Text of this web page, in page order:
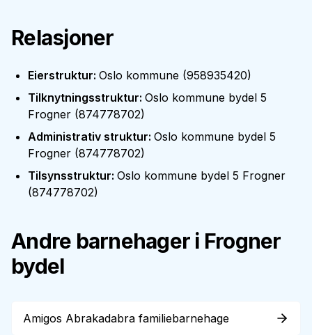
Relasjoner
Eierstruktur: Oslo kommune (958935420)
Tilknytningsstruktur: Oslo kommune bydel 5
Frogner (874778702)
Administrativ struktur: Oslo kommune bydel 5
Frogner (874778702)
Tilsynsstruktur: Oslo kommune bydel 5 Frogner
(874778702)
Andre barnehager i Frogner
bydel
Amigos Abrakadabra familiebarnehage